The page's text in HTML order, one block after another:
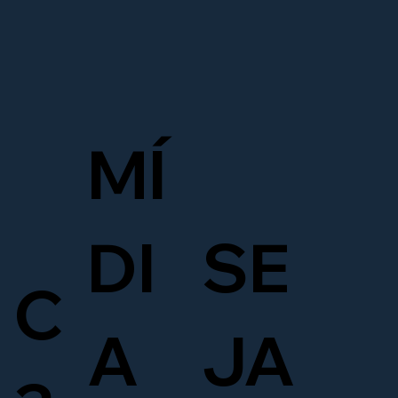
C
SE
JA
MÍ
DI
A